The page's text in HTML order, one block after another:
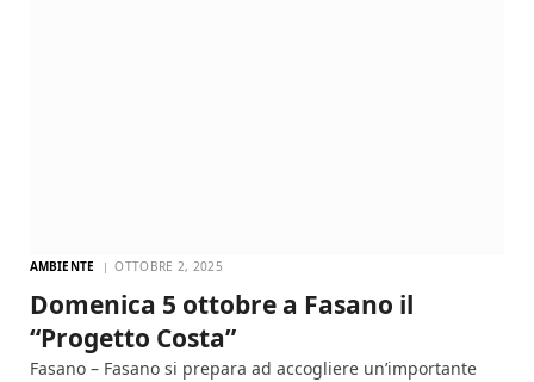
AMBIENTE OTTOBRE 2, 2025
Domenica 5 ottobre a Fasano il
“Progetto Costa”
Fasano – Fasano si prepara ad accogliere un’importante